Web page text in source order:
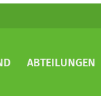
ABTEILUNGEN